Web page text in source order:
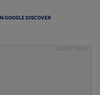
GOOGLE DISCOVER